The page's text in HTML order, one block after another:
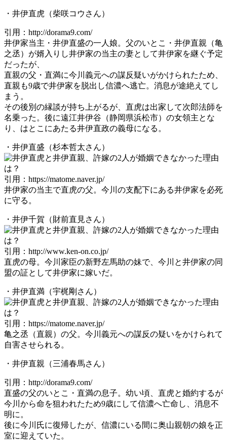
・井伊直虎（柴咲コウさん）
引用：http://dorama9.com/
井伊家当主・井伊直盛の一人娘。父のいとこ・井伊直親（亀
之丞）が婿入りし井伊家の当主の妻として井伊家を継ぐ予定
だったが、
直親の父・直満に今川義元への謀反疑いがかけられたため、
直親も9歳で井伊家を脱出し信濃へ逃亡。消息が途絶えてし
まう。
その後別の縁談が持ち上がるが、直虎は出家して次郎法師を
名乗った。後に遠江井伊谷（静岡県浜松市）の女領主とな
り、はとこにあたる井伊直政の義母になる。
・井伊直盛（杉本哲太さん）
引用：https://matome.naver.jp/
井伊家の当主で直虎の父。今川の支配下にある井伊家を必死
に守る。
・井伊千賀（財前直見さん）
引用：http://www.ken-on.co.jp/
直虎の母。今川家臣の新野左馬助の妹で、今川と井伊家の同
盟の証として井伊家に嫁いだ。
・井伊直満（宇梶剛さん）
引用：https://matome.naver.jp/
亀之丞（直親）の父。今川義元への謀反の疑いをかけられて
自害させられる。
・井伊直親（三浦春馬さん）
引用：http://dorama9.com/
直盛の父のいとこ・直満の息子。幼い頃、直虎と婚約するが
今川から命を狙われたため9歳にして信濃へ亡命し、消息不
明に。
後に今川氏に復帰したが、信濃にいる間に奥山親朝の娘を正
室に迎えていた。